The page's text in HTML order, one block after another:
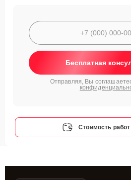
Бесплатная
Отправляя, Вы
Стоимость работ